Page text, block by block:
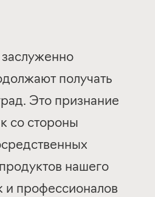
получать
Это признание
со стороны
нашего
и профессионалов